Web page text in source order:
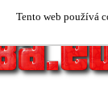
Tento web používá